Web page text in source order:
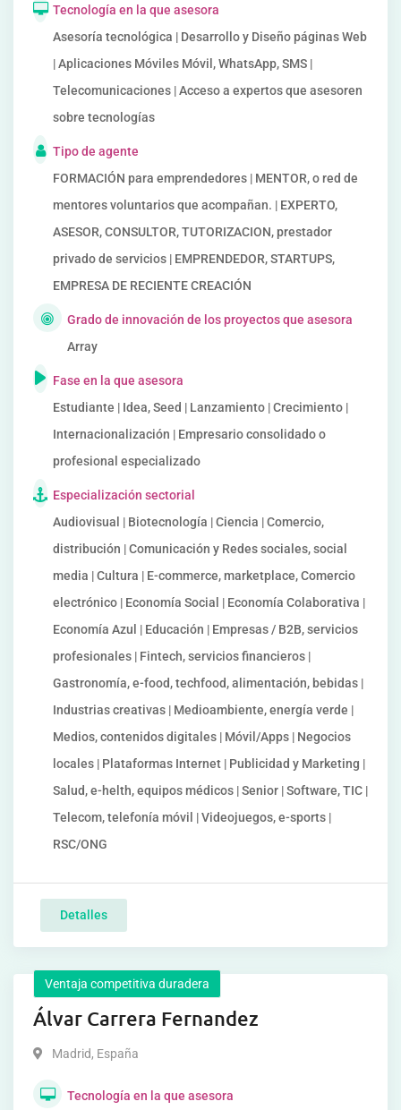
Tecnología en la que asesora
Asesoría tecnológica | Desarrollo y Diseño páginas Web
| Aplicaciones Móviles Móvil, WhatsApp, SMS |
Telecomunicaciones | Acceso a expertos que asesoren
sobre tecnologías
Tipo de agente
FORMACIÓN para emprendedores | MENTOR, o red de
mentores voluntarios que acompañan. | EXPERTO,
ASESOR, CONSULTOR, TUTORIZACION, prestador
privado de servicios | EMPRENDEDOR, STARTUPS,
EMPRESA DE RECIENTE CREACIÓN
Grado de innovación de los proyectos que asesora
Array
Fase en la que asesora
Estudiante | Idea, Seed | Lanzamiento | Crecimiento |
Internacionalización | Empresario consolidado o
profesional especializado
Especialización sectorial
Audiovisual | Biotecnología | Ciencia | Comercio,
distribución | Comunicación y Redes sociales, social
media | Cultura | E-commerce, marketplace, Comercio
electrónico | Economía Social | Economía Colaborativa |
Economía Azul | Educación | Empresas / B2B, servicios
profesionales | Fintech, servicios financieros |
Gastronomía, e-food, techfood, alimentación, bebidas |
Industrias creativas | Medioambiente, energía verde |
Medios, contenidos digitales | Móvil/Apps | Negocios
locales | Plataformas Internet | Publicidad y Marketing |
Salud, e-helth, equipos médicos | Senior | Software, TIC |
Telecom, telefonía móvil | Videojuegos, e-sports |
RSC/ONG
Detalles
Ventaja competitiva duradera
Álvar Carrera Fernandez
Madrid, España
Tecnología en la que asesora